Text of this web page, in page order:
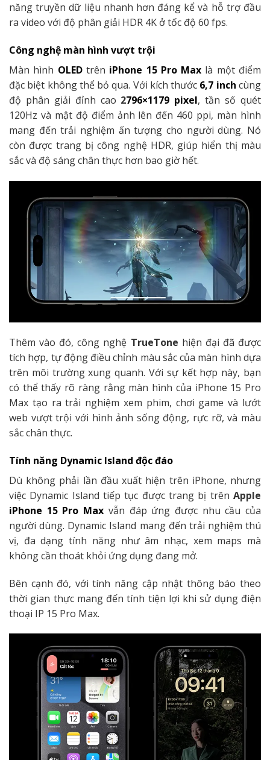
năng truyền dữ liệu nhanh hơn đáng kể và hỗ trợ đầu
ra video với độ phân giải HDR 4K ở tốc độ 60 fps.
Công nghệ màn hình vượt trội
Màn hình OLEDtrên iPhone 15 Pro Max là một điểm
đặc biệt không thể bỏ qua. Với kích thước 6,7 inch cùng
độ phân giải đỉnh cao 2796×1179 pixel, tần số quét
120Hz và mật độ điểm ảnh lên đến 460 ppi, màn hình
mang đến trải nghiệm ấn tượng cho người dùng. Nó
còn được trang bị công nghệ HDR, giúp hiển thị màu
sắc và độ sáng chân thực hơn bao giờ hết.
Thêm vào đó, công nghệ TrueTone hiện đại đã được
tích hợp, tự động điều chỉnh màu sắc của màn hình dựa
trên môi trường xung quanh. Với sự kết hợp này, bạn
có thể thấy rõ ràng rằng màn hình của iPhone 15 Pro
Max tạo ra trải nghiệm xem phim, chơi game và lướt
web vượt trội với hình ảnh sống động, rực rỡ, và màu
sắc chân thực.
Tính năng Dynamic Island độc đáo
Dù không phải lần đầu xuất hiện trên iPhone, nhưng
việc Dynamic Island tiếp tục được trang bị trên Apple
iPhone 15 Pro Max vẫn đáp ứng được nhu cầu của
người dùng. Dynamic Island mang đến trải nghiệm thú
vị, đa dạng tính năng như âm nhạc, xem maps mà
không cần thoát khỏi ứng dụng đang mở.
Bên cạnh đó, với tính năng cập nhật thông báo theo
thời gian thực mang đến tính tiện lợi khi sử dụng điện
thoại IP 15 Pro Max.